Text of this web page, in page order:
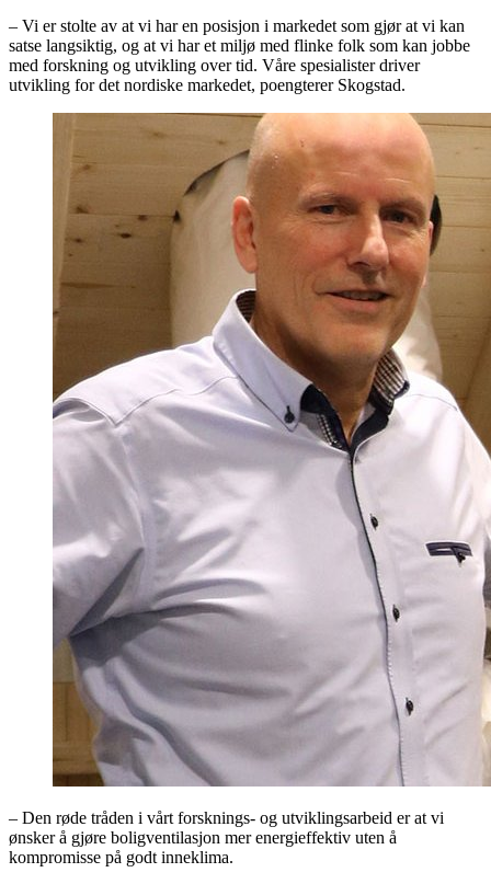
– Vi er stolte av at vi har en posisjon i markedet som gjør at vi kan
satse langsiktig, og at vi har et miljø med flinke folk som kan jobbe
med forskning og utvikling over tid. Våre spesialister driver
utvikling for det nordiske markedet, poengterer Skogstad.
– Den røde tråden i vårt forsknings- og utviklingsarbeid er at vi
ønsker å gjøre boligventilasjon mer energieffektiv uten å
kompromisse på godt inneklima.